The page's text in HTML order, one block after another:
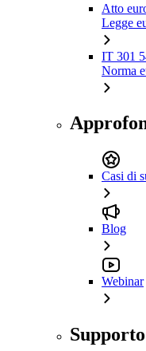
Atto
Legge
IT 301
Norma
Casi di
Blog
Webinar
Supporto